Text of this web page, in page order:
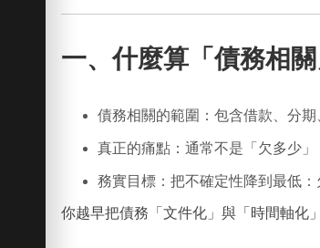
一、什麼算「債務相
債務相關的範圍：包含借款、分
真正的痛點：通常不是「欠多少
務實目標：把不確定性降到最低
你越早把債務「文件化」與「時間軸化